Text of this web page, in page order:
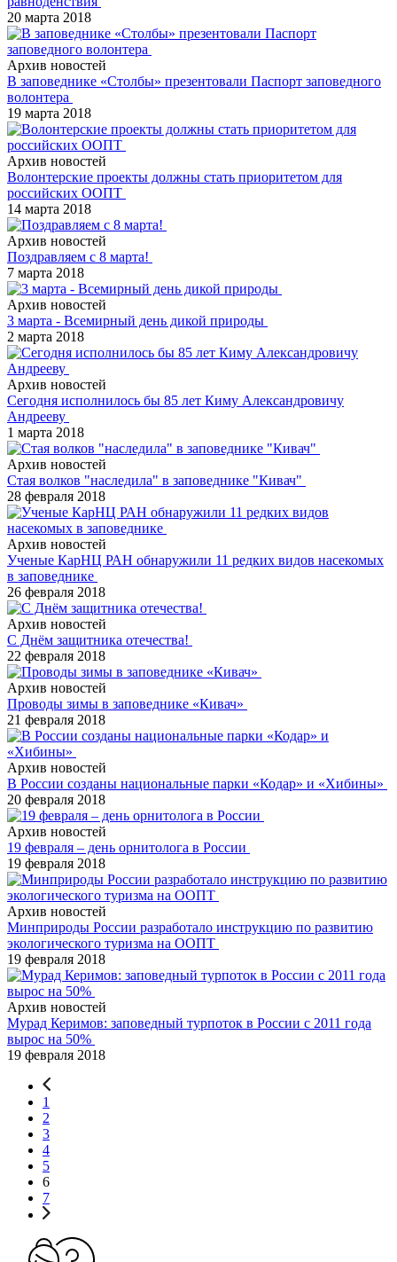
20 марта 2018
Архив новостей
В заповеднике «Столбы» презентовали Паспорт заповедного
волонтера
19 марта 2018
Архив новостей
Волонтерские проекты должны стать приоритетом для
российских ООПТ
14 марта 2018
Архив новостей
Поздравляем с 8 марта!
7 марта 2018
Архив новостей
3 марта - Всемирный день дикой природы
2 марта 2018
Архив новостей
Сегодня исполнилось бы 85 лет Киму Александровичу
Андрееву
1 марта 2018
Архив новостей
Стая волков "наследила" в заповеднике "Кивач"
28 февраля 2018
Архив новостей
Ученые КарНЦ РАН обнаружили 11 редких видов насекомых
в заповеднике
26 февраля 2018
Архив новостей
С Днём защитника отечества!
22 февраля 2018
Архив новостей
Проводы зимы в заповеднике «Кивач»
21 февраля 2018
Архив новостей
В России созданы национальные парки «Кодар» и «Хибины»
20 февраля 2018
Архив новостей
19 февраля – день орнитолога в России
19 февраля 2018
Архив новостей
Минприроды России разработало инструкцию по развитию
экологического туризма на ООПТ
19 февраля 2018
Архив новостей
Мурад Керимов: заповедный турпоток в России с 2011 года
вырос на 50%
19 февраля 2018
1
2
3
4
5
6
7